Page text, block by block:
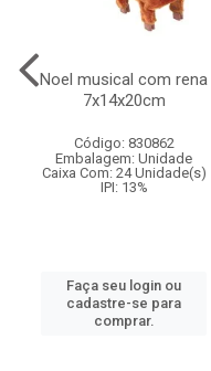
Noel musical com rena
7x14x20cm
Código: 830862
Embalagem: Unidade
Caixa Com: 24 Unidade(s)
IPI: 13%
Faça seu login ou
cadastre-se para
comprar.